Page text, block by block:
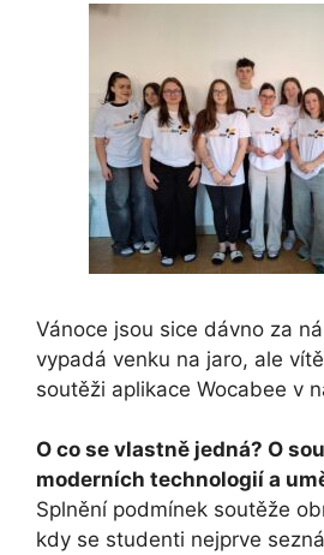
Vánoce jsou sice dávno za
vypadá venku na jaro, ale
soutěži aplikace Wocabee v
O co se vlastně jedná? O
moderních technologií a
Splnění podmínek soutěže
kdy se studenti nejprve